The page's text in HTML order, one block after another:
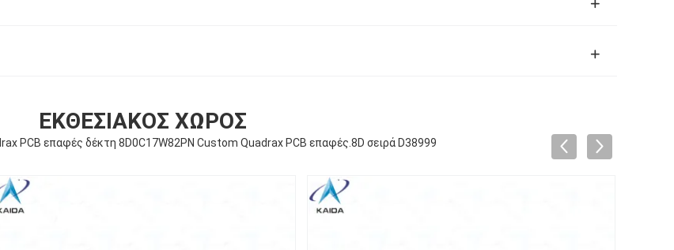
ΕΚΘΕΣΙΑΚΌΣ ΧΏΡΟΣ
PCB επαφές δέκτη 8D0C17W82PN Custom Quadrax PCB επαφές.8D σειρά D38999